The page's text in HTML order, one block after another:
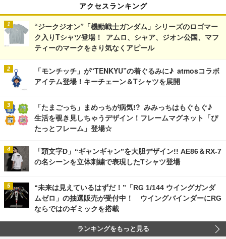
アクセスランキング
“ジークジオン”「機動戦士ガンダム」シリーズのロゴマー
ク入りTシャツ登場！ アムロ、シャア、ジオン公国、マフ
ティーのマークをさり気なくアピール
「モンチッチ」が“TENKYU”の着ぐるみに♪ atmosコラボ
アイテム登場！キーチェーン＆Tシャツを展開
「たまごっち」まめっちが病気!? みみっちはもぐもぐ♪
生活を覗き見しちゃうデザイン！フレームマグネット「ぴ
たっとフレーム」登場☆
「頭文字D」“ギャンギャン”を大胆デザイン!! AE86＆RX-7
の名シーンを立体刺繍で表現したTシャツ登場
“未来は見えているはずだ！”「RG 1/144 ウイングガンダ
ムゼロ」の抽選販売が受付中！ ウイングバインダーにRG
ならではのギミックを搭載
ランキングをもっと見る